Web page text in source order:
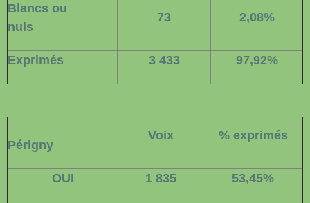
Blancs ou
nuls
73 2,08%
Exprimés 3 433 97,92%
Périgny
Voix % exprimés
OUI 1 835 53,45%